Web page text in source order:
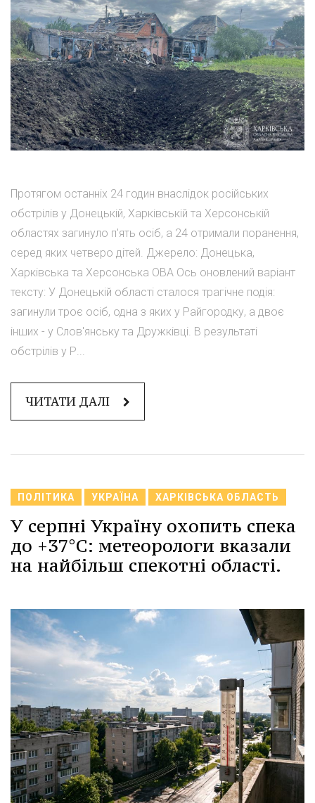
Протягом останніх 24 годин внаслідок російських
обстрілів у Донецькій, Харківській та Херсонській
областях загинуло п'ять осіб, а 24 отримали поранення,
серед яких четверо дітей. Джерело: Донецька,
Харківська та Херсонська ОВА Ось оновлений варіант
тексту: У Донецькій області сталося трагічне подія:
загинули троє осіб, одна з яких у Райгородку, а двоє
інших - у Слов'янську та Дружківці. В результаті
обстрілів у Р...
ЧИТАТИ ДАЛІ
ПОЛІТИКА УКРАЇНА ХАРКІВСЬКА ОБЛАСТЬ
У серпні Україну охопить спека
до +37°C: метеорологи вказали
на найбільш спекотні області.